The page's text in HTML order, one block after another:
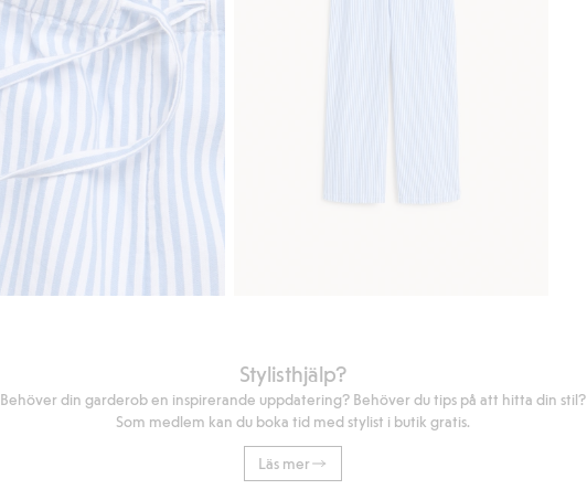
Stylisthjälp?
Behöver din garderob en inspirerande uppdatering? Behöver du tips på att hitta din stil?
Som medlem kan du boka tid med stylist i butik gratis.
Läs mer